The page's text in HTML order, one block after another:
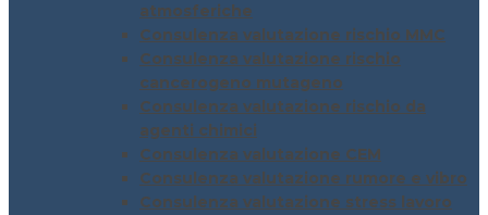
atmosferiche
Consulenza valutazione rischio MMC
Consulenza valutazione rischio
cancerogeno mutageno
Consulenza valutazione rischio da
agenti chimici
Consulenza valutazione CEM
Consulenza valutazione rumore e vibro
Consulenza valutazione stress lavoro